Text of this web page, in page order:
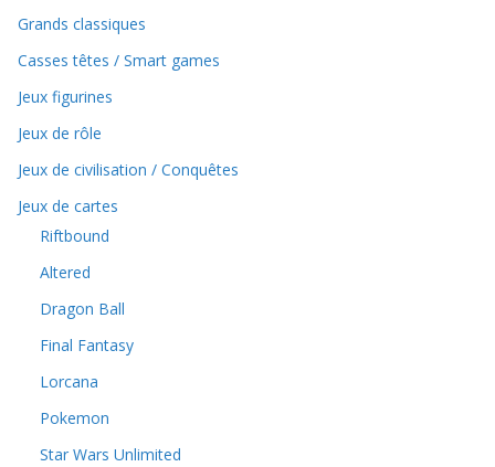
Grands classiques
Casses têtes / Smart games
Jeux figurines
Jeux de rôle
Jeux de civilisation / Conquêtes
Jeux de cartes
Riftbound
Altered
Dragon Ball
Final Fantasy
Lorcana
Pokemon
Star Wars Unlimited